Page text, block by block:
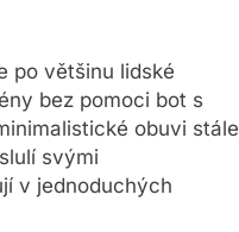
po většinu lidské
bez pomoci bot s
obuvi stále
svými
v jednoduchých